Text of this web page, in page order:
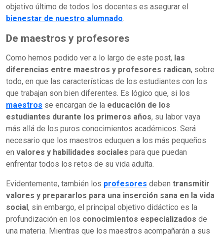
objetivo último de todos los docentes es asegurar el
bienestar de nuestro alumnado.
De maestros y profesores
Como hemos podido ver a lo largo de este post, las
diferencias entre maestros y profesores radican, sobre
todo, en que las características de los estudiantes con los
que trabajan son bien diferentes. Es lógico que, si los
maestros se encargan de la educación de los
estudiantes durante los primeros años, su labor vaya
más allá de los puros conocimientos académicos. Será
necesario que los maestros eduquen a los más pequeños
en valores y habilidades sociales para que puedan
enfrentar todos los retos de su vida adulta.
Evidentemente, también los profesores deben transmitir
valores y prepararlos para una inserción sana en la vida
social, sin embargo, el principal objetivo didáctico es la
profundización en los conocimientos especializados de
una materia. Mientras que los maestros acompañarán a sus